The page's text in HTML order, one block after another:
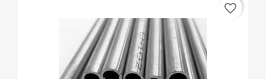
favorite_border